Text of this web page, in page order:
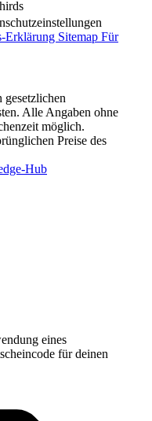
Erklärung Sitemap Für
Alle Angaben ohne
möglich.
Preise des
Hub
eines
für deinen